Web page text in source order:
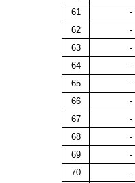
61
-
62
-
63
-
64
-
65
-
66
-
67
-
68
-
69
-
70
-